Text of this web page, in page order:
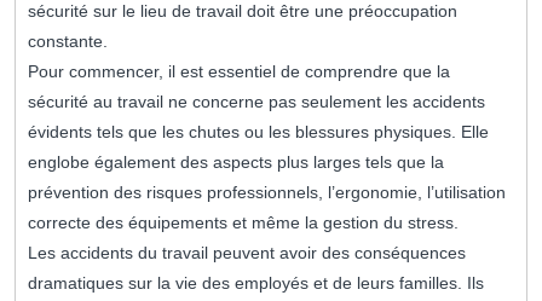
sécurité sur le lieu de travail doit être une préoccupation
constante.
Pour commencer, il est essentiel de comprendre que la
sécurité au travail ne concerne pas seulement les accidents
évidents tels que les chutes ou les blessures physiques. Elle
englobe également des aspects plus larges tels que la
prévention des risques professionnels, l’ergonomie, l’utilisation
correcte des équipements et même la gestion du stress.
Les accidents du travail peuvent avoir des conséquences
dramatiques sur la vie des employés et de leurs familles. Ils